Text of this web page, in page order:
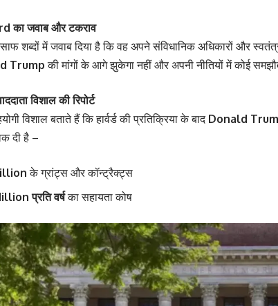
का जवाब और टकराव
साफ शब्दों में जवाब दिया है कि वह अपने संविधानिक अधिकारों और
Trumpकी मांगों के आगे झुकेगा नहीं और अपनी नीतियों में कोई
विशाल की रिपोर्ट
विशाल बताते हैं कि हार्वर्ड की प्रतिक्रिया के बाद Donald
दी है –
के ग्रांट्स और कॉन्ट्रैक्ट्स
प्रति वर्षका सहायता कोष